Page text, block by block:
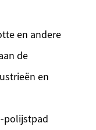
en andere
de
en
polijstpad